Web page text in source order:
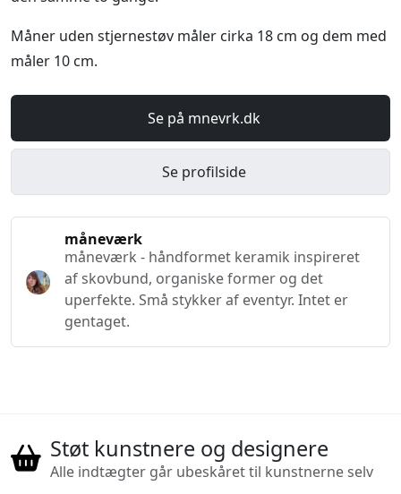
Måner uden stjernestøv måler cirka 18 cm og dem med
måler 10 cm.
Se på mnevrk.dk
Se profilside
måneværk
måneværk - håndformet keramik inspireret
af skovbund, organiske former og det
uperfekte. Små stykker af eventyr. Intet er
gentaget.
Støt kunstnere og designere
Alle indtægter går ubeskåret til kunstnerne selv